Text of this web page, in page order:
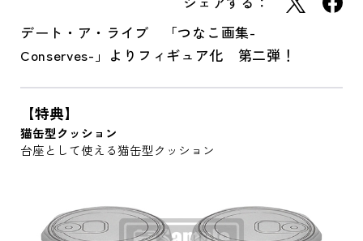
デート・ア・ライブ 「つなこ画集-
Conserves-」よりフィギュア化 第二弾！
【特典】
猫缶型クッション
台座として使える猫缶型クッション